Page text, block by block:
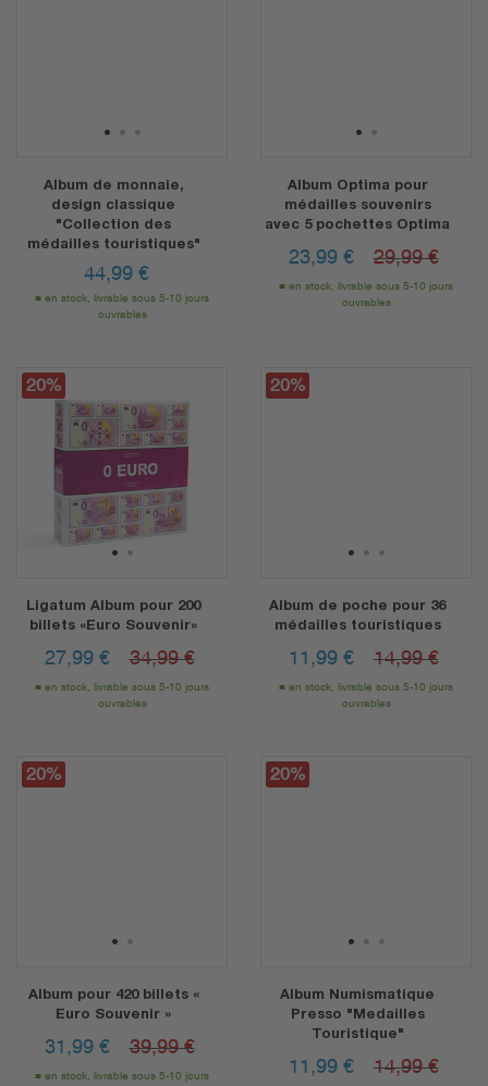
1 2 3
Album de monnaie,
design classique
"Collection des
médailles touristiques"
44,99 €
en stock, livrable sous 5-10 jours
ouvrables
1 2
Album Optima pour
médailles souvenirs
avec 5 pochettes Optima
23,99 € 29,99 €
en stock, livrable sous 5-10 jours
ouvrables
20%
1 2
Ligatum Album pour 200
billets «Euro Souvenir»
27,99 € 34,99 €
en stock, livrable sous 5-10 jours
ouvrables
20%
1 2 3
Album de poche pour 36
médailles touristiques
11,99 € 14,99 €
en stock, livrable sous 5-10 jours
ouvrables
20%
1 2
Album pour 420 billets «
Euro Souvenir »
31,99 € 39,99 €
en stock, livrable sous 5-10 jours
20%
1 2 3
Album Numismatique
Presso "Medailles
Touristique"
11,99 € 14,99 €